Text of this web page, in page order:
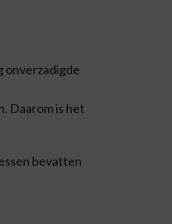
onverzadigde
Daarom is het
bevatten